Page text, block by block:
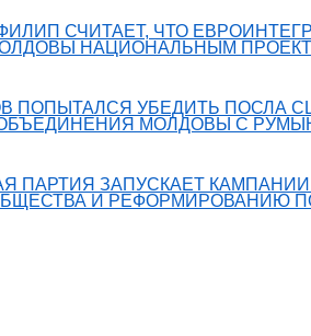
СЧИТАЕТ, ЧТО
НАЦИОНАЛЬНЫМ
ПОПЫТАЛСЯ УБЕДИТЬ ПОСЛА
МОЛДОВЫ С
ПАРТИЯ ЗАПУСКАЕТ
И РЕФОРМИРОВАНИЮ